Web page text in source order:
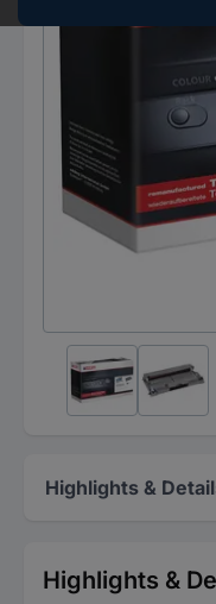
Highlights &
Highlights &